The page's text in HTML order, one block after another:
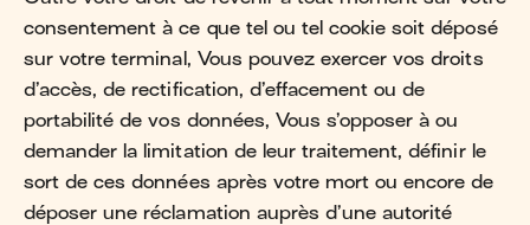
consentement à ce que tel ou tel cookie soit déposé
sur votre terminal, Vous pouvez exercer vos droits
d’accès, de rectification, d’effacement ou de
portabilité de vos données, Vous s’opposer à ou
demander la limitation de leur traitement, définir le
sort de ces données après votre mort ou encore de
déposer une réclamation auprès d’une autorité